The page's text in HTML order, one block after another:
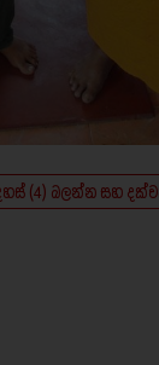
(4) බලන්න සහ